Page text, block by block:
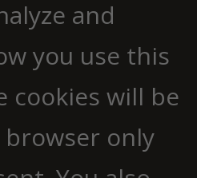
and
you use this
cookies will be
only